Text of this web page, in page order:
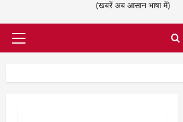
(खबरें अब आसान भाषा में)
प्राथमिक